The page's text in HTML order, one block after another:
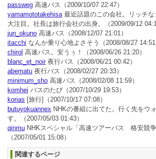
passweg 高速バス （2009/10/07 22:47）
yamamototakehisa最近話題のこの会社。リッチ
大注目。社長は旅行会社の出身。
（2009/09/12
jun_okuno 高速バス （2008/12/07 21:01）
itacchi なんか乗り心地よさそう
（2008/08/27 14:51
chirol 高速バス。安うぅ！
（2008/06/26 21:20）
blanc_et_noir夜行バス （2008/06/21 00:42）
abematu 夜行バス （2008/02/27 20:33）
minimum_sho 高速バス （2008/02/08 11:59）
komhei バスのたび （2007/10/29 19:53）
korias [旅行]
（2007/10/17 07:08）
butuyokuannex NHKの番組に出てた。行く先をウ
す。
（2007/05/03 01:43）
qinmu NHKスペシャル「高速ツアーバス 格安競争
（2007/05/01 15:08）
関連するページ